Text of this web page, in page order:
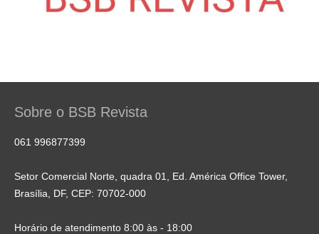
Sobre o BSB Revista
061 996877399
Setor Comercial Norte, quadra 01, Ed. América Office Tower,
Brasília, DF, CEP: 70702-000
Horário de atendimento 8:00 às - 18:00